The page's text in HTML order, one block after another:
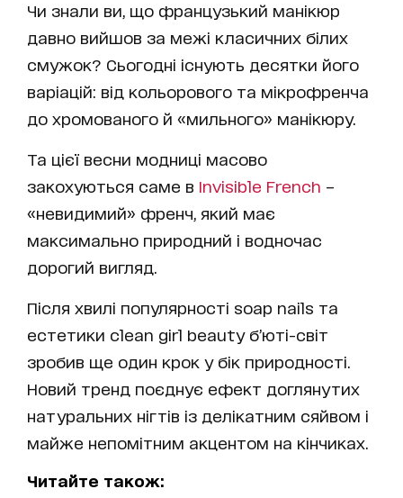
Чи знали ви, що французький манікюр
давно вийшов за межі класичних білих
смужок? Сьогодні існують десятки його
варіацій: від кольорового та мікрофренча
до хромованого й «мильного» манікюру.
Та цієї весни модниці масово
закохуються саме в Invisible French –
«невидимий» френч, який має
максимально природний і водночас
дорогий вигляд.
Після хвилі популярності soap nails та
естетики clean girl beauty б’юті-світ
зробив ще один крок у бік природності.
Новий тренд поєднує ефект доглянутих
натуральних нігтів із делікатним сяйвом і
майже непомітним акцентом на кінчиках.
Читайте також: